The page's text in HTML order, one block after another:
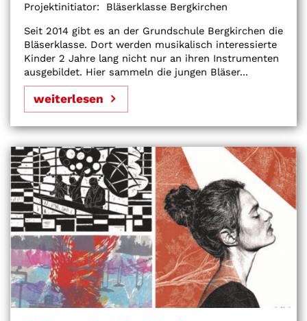
Projektinitiator:
Bläserklasse Bergkirchen
Seit 2014 gibt es an der Grundschule Bergkirchen die
Bläserklasse. Dort werden musikalisch interessierte
Kinder 2 Jahre lang nicht nur an ihren Instrumenten
ausgebildet. Hier sammeln die jungen Bläser...
weiterlesen